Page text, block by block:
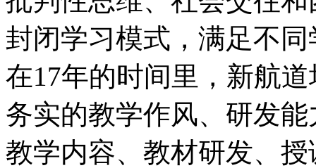
封闭学习模式，满足不
在17年的时间里，新航
务实的教学作风、研发
教学内容、教材研发、